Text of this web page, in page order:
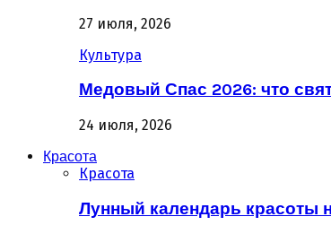
27 июля, 2026
Культура
Медовый Спас 2026: что
24 июля, 2026
Красота
Красота
Лунный календарь красоты